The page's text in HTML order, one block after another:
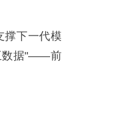
下一代模
数据"——前